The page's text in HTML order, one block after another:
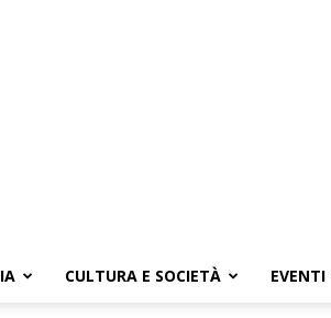
CULTURA E SOCIETÀ EVENTI